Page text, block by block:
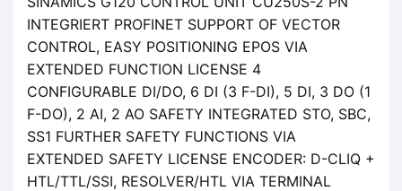
INTEGRIERT PROFINET SUPPORT OF VECTOR
CONTROL, EASY POSITIONING EPOS VIA
EXTENDED FUNCTION LICENSE 4
CONFIGURABLE DI/DO, 6 DI (3 F-DI), 5 DI, 3 DO (1
F-DO), 2 AI, 2 AO SAFETY INTEGRATED STO, SBC,
SS1 FURTHER SAFETY FUNCTIONS VIA
EXTENDED SAFETY LICENSE ENCODER: D-CLIQ +
HTL/TTL/SSI, RESOLVER/HTL VIA TERMINAL